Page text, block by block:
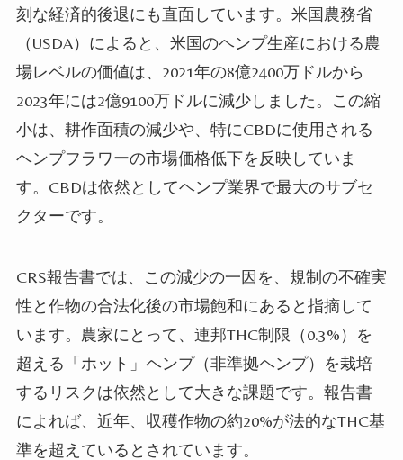
刻な経済的後退にも直面しています。米国農務省
（USDA）によると、米国のヘンプ生産における農
場レベルの価値は、2021年の8億2400万ドルから
2023年には2億9100万ドルに減少しました。この縮
小は、耕作面積の減少や、特にCBDに使用される
ヘンプフラワーの市場価格低下を反映していま
す。CBDは依然としてヘンプ業界で最大のサブセ
クターです。
CRS報告書では、この減少の一因を、規制の不確実
性と作物の合法化後の市場飽和にあると指摘して
います。農家にとって、連邦THC制限（0.3%）を
超える「ホット」ヘンプ（非準拠ヘンプ）を栽培
するリスクは依然として大きな課題です。報告書
によれば、近年、収穫作物の約20%が法的なTHC基
準を超えているとされています。